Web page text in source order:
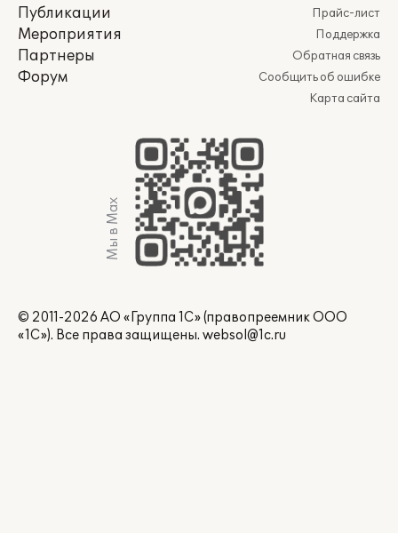
Публикации
Мероприятия
Партнеры
Форум
Прайс-лист
Поддержка
Обратная связь
Сообщить об ошибке
Карта сайта
Мы в Max
© 2011-2026 АО «Группа 1С» (правопреемник ООО
«1С»). Все права защищены. websol@1c.ru